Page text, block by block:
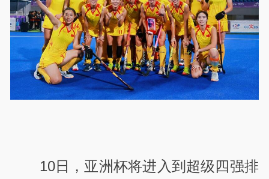
10日，亚洲杯将进入到超级四强排